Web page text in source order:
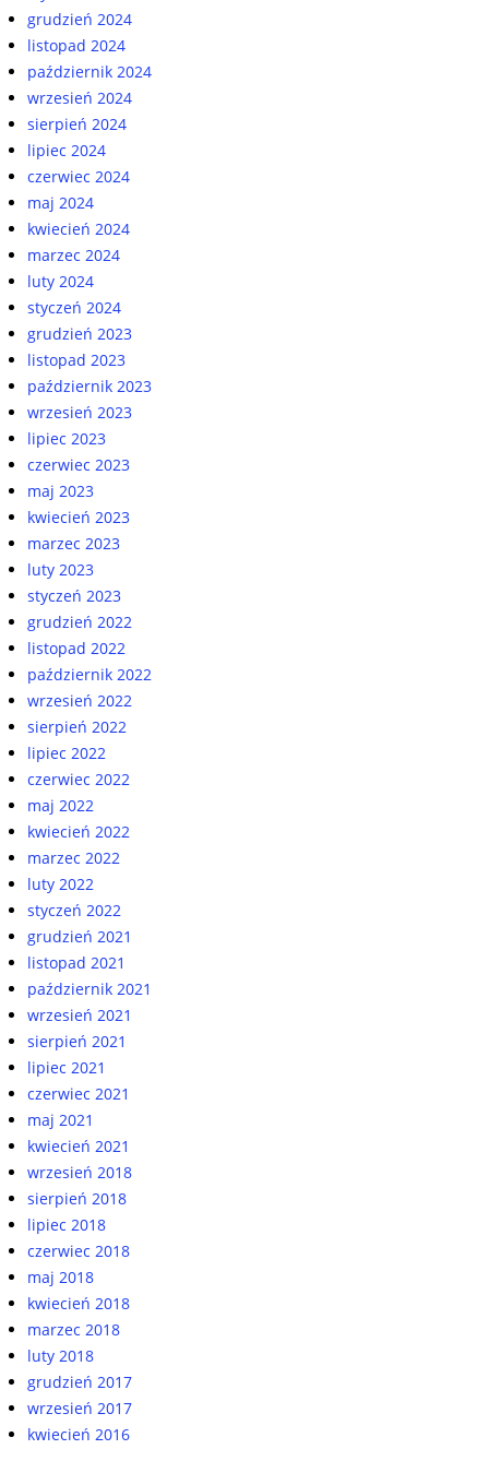
grudzień 2024
listopad 2024
październik 2024
wrzesień 2024
sierpień 2024
lipiec 2024
czerwiec 2024
maj 2024
kwiecień 2024
marzec 2024
luty 2024
styczeń 2024
grudzień 2023
listopad 2023
październik 2023
wrzesień 2023
lipiec 2023
czerwiec 2023
maj 2023
kwiecień 2023
marzec 2023
luty 2023
styczeń 2023
grudzień 2022
listopad 2022
październik 2022
wrzesień 2022
sierpień 2022
lipiec 2022
czerwiec 2022
maj 2022
kwiecień 2022
marzec 2022
luty 2022
styczeń 2022
grudzień 2021
listopad 2021
październik 2021
wrzesień 2021
sierpień 2021
lipiec 2021
czerwiec 2021
maj 2021
kwiecień 2021
wrzesień 2018
sierpień 2018
lipiec 2018
czerwiec 2018
maj 2018
kwiecień 2018
marzec 2018
luty 2018
grudzień 2017
wrzesień 2017
kwiecień 2016